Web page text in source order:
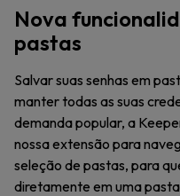
Nova
pastas
Salvar suas senhas em
manter todas as suas
demanda popular, a
nossa extensão para
seleção de pastas, para
diretamente em uma